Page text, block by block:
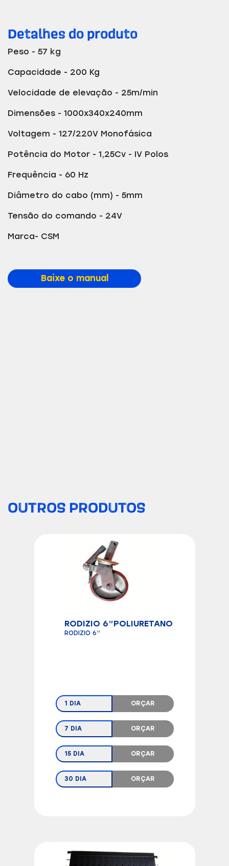
Detalhes do produto
Peso - 57 kg
Capacidade - 200 Kg
Velocidade de elevação - 25m/min
Dimensões - 1000x340x240mm
Voltagem - 127/220V Monofásica
Potência do Motor - 1,25Cv - IV Polos
Frequência - 60 Hz
Diâmetro do cabo (mm) - 5mm
Tensão do comando - 24V
Marca- CSM
Baixe o manual
OUTROS PRODUTOS
RODIZIO 6”POLIURETANO
RODIZIO 6”
1 DIA ORÇAR
7 DIA ORÇAR
15 DIA ORÇAR
30 DIA ORÇAR